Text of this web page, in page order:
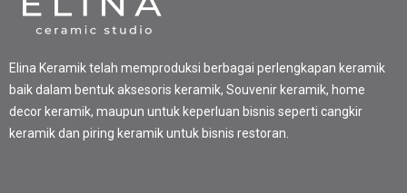
Elina Keramik telah memproduksi berbagai perlengkapan keramik
baik dalam bentuk aksesoris keramik, Souvenir keramik, home
decor keramik, maupun untuk keperluan bisnis seperti cangkir
keramik dan piring keramik untuk bisnis restoran.